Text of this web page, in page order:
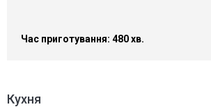
Час приготування: 480 хв.
Кухня